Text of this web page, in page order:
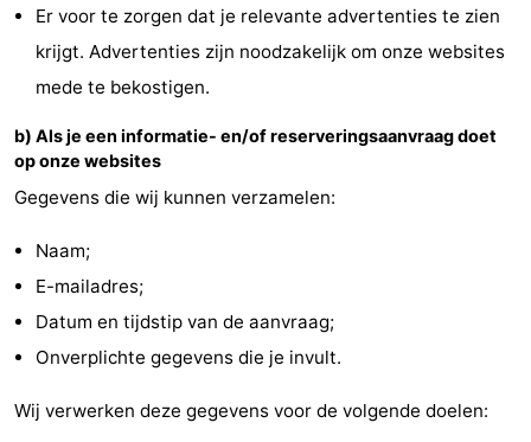
Boerderijen
-
Speeltuinen
Rondleidingen
-
Zwembaden
Er voor te zorgen dat je relevante advertenties te zien
krijgt. Advertenties zijn noodzakelijk om onze websites
mede te bekostigen.
b) Als je een informatie- en/of reserveringsaanvraag doet
op onze websites
Gegevens die wij kunnen verzamelen:
Naam;
E-mailadres;
Datum en tijdstip van de aanvraag;
Onverplichte gegevens die je invult.
Wij verwerken deze gegevens voor de volgende doelen: